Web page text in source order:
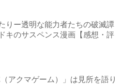
りー透明な能力者たちの破滅譚
キのサスペンス漫画【感想・評
アクマゲーム）」は見所を語り